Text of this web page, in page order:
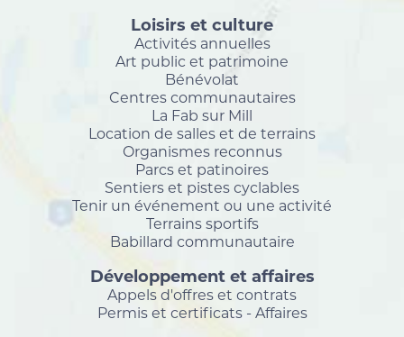
Loisirs et culture
Activités annuelles
Art public et patrimoine
Bénévolat
Centres communautaires
La Fab sur Mill
Location de salles et de terrains
Organismes reconnus
Parcs et patinoires
Sentiers et pistes cyclables
Tenir un événement ou une activité
Terrains sportifs
Babillard communautaire
Développement et affaires
Appels d'offres et contrats
Permis et certificats - Affaires